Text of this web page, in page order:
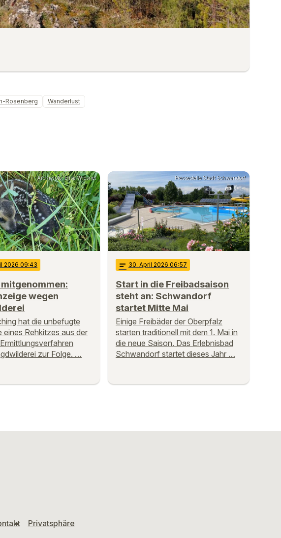
Rosenberg Wanderlust
Archivfoto: Elisa Wiesnet
2026 09:43
wegen
hat die unbefugte
eines Rehkitzes aus der
zur Folge. …
Pressestelle Stadt Schwandorf
notes 30. April 2026 06:57
Start in die Freibadsaison
steht an: Schwandorf
startet Mitte Mai
Einige Freibäder der Oberpfalz
starten traditionell mit dem 1. Mai in
die neue Saison. Das Erlebnisbad
Schwandorf startet dieses Jahr …
Privatsphäre